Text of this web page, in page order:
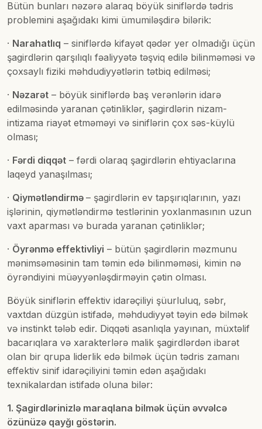
Bütün bunları nəzərə alaraq böyük siniflərdə tədris
problemini aşağıdakı kimi ümumiləşdirə bilərik:
· Narahatlıq – siniflərdə kifayət qədər yer olmadığı üçün
şagirdlərin qarşılıqlı fəaliyyətə təşviq edilə bilinməməsi və
çoxsaylı fiziki məhdudiyyətlərin tətbiq edilməsi;
· Nəzarət – böyük siniflərdə baş verənlərin idarə
edilməsində yaranan çətinliklər, şagirdlərin nizam-
intizama riayət etməməyi və siniflərin çox səs-küylü
olması;
· Fərdi diqqət – fərdi olaraq şagirdlərin ehtiyaclarına
laqeyd yanaşılması;
· Qiymətləndirmə – şagirdlərin ev tapşırıqlarının, yazı
işlərinin, qiymətləndirmə testlərinin yoxlanmasının uzun
vaxt aparması və burada yaranan çətinliklər;
· Öyrənmə effektivliyi – bütün şagirdlərin məzmunu
mənimsəməsinin tam təmin edə bilinməməsi, kimin nə
öyrəndiyini müəyyənləşdirməyin çətin olması.
Böyük siniflərin effektiv idarəçiliyi şüurluluq, səbr,
vaxtdan düzgün istifadə, məhdudiyyət təyin edə bilmək
və instinkt tələb edir. Diqqəti asanlıqla yayınan, müxtəlif
bacarıqlara və xarakterlərə malik şagirdlərdən ibarət
olan bir qrupa liderlik edə bilmək üçün tədris zamanı
effektiv sinif idarəçiliyini təmin edən aşağıdakı
texnikalardan istifadə oluna bilər:
1. Şagirdlərinizlə maraqlana bilmək üçün əvvəlcə
özünüzə qayğı göstərin.